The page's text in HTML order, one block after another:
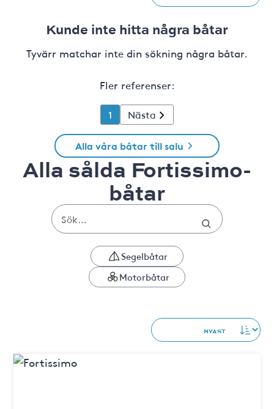
Kunde inte hitta några båtar
Tyvärr matchar inte din sökning några båtar.
Fler referenser:
1 Nästa
Alla våra båtar till salu
Alla sålda Fortissimo-
båtar
Segelbåtar
Motorbåtar